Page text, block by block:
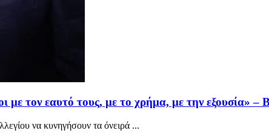
με τον εαυτό τους, με το χρήμα, με την εξουσία»
να κυνηγήσουν τα όνειρά ...